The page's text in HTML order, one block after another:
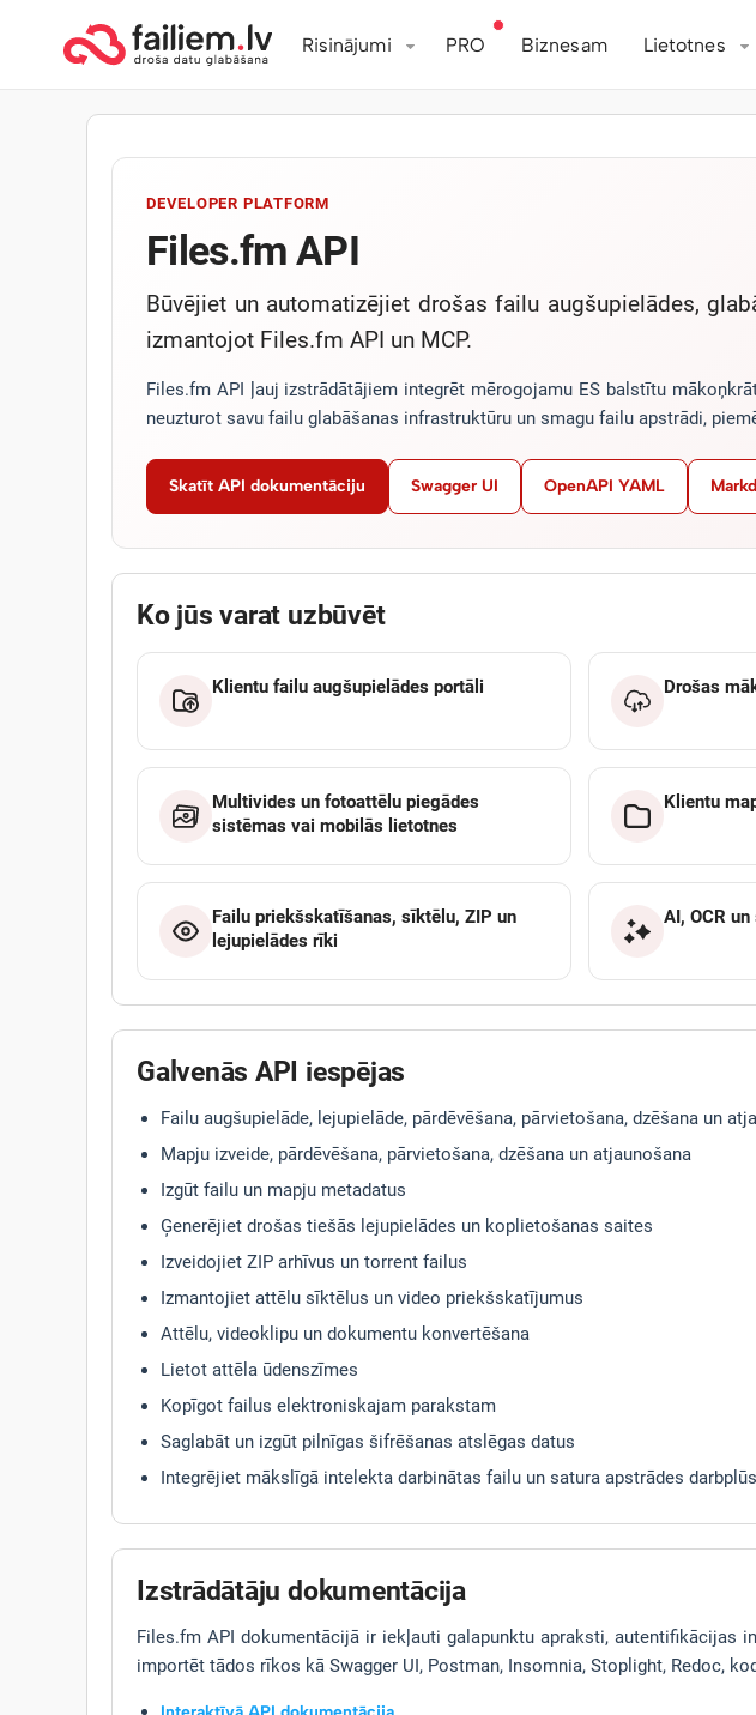
Risinājumi PRO Biznesam Lietotnes
DEVELOPER PLATFORM
Files.fm API
Būvējiet un automatizējiet drošas failu augšupielādes,
izmantojot Files.fm API un MCP.
Files.fm API ļauj izstrādātājiem integrēt mērogojamu ES balstītu
neuzturot savu failu glabāšanas infrastruktūru un smagu failu apstrādi,
Skatīt API dokumentāciju Swagger UI OpenAPI YAML
Ko jūs varat uzbūvēt
Klientu failu augšupielādes portāli Drošas
Multivides un fotoattēlu piegādes
sistēmas vai mobilās lietotnes
Klientu
Failu priekšskatīšanas, sīktēlu, ZIP un
lejupielādes rīki
AI, OCR
Galvenās API iespējas
Failu augšupielāde, lejupielāde, pārdēvēšana, pārvietošana, dzēšana un
Mapju izveide, pārdēvēšana, pārvietošana, dzēšana un atjaunošana
Izgūt failu un mapju metadatus
Ģenerējiet drošas tiešās lejupielādes un koplietošanas saites
Izveidojiet ZIP arhīvus un torrent failus
Izmantojiet attēlu sīktēlus un video priekšskatījumus
Attēlu, videoklipu un dokumentu konvertēšana
Lietot attēla ūdenszīmes
Kopīgot failus elektroniskajam parakstam
Saglabāt un izgūt pilnīgas šifrēšanas atslēgas datus
Integrējiet mākslīgā intelekta darbinātas failu un satura apstrādes
Izstrādātāju dokumentācija
Files.fm API dokumentācijā ir iekļauti galapunktu apraksti, autentifikācijas
importēt tādos rīkos kā Swagger UI, Postman, Insomnia, Stoplight, Redoc,